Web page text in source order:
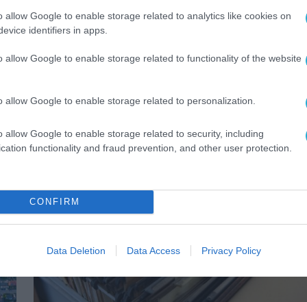
allow Google to enable storage related to analytics like cookies on
identifiers in apps.
allow Google to enable storage related to functionality of the website
allow Google to enable storage related to personalization.
allow Google to enable storage related to security, including
functionality and fraud prevention, and other user protection.
CONFIRM
Data Deletion Data Access Privacy Policy
Q&R: Συμμετοχή σε έργο
Κτηματολόγιο